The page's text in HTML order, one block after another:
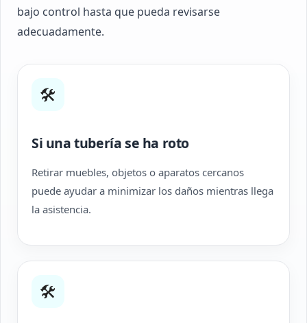
bajo control hasta que pueda revisarse
adecuadamente.
🛠
Si una tubería se ha roto
Retirar muebles, objetos o aparatos cercanos
puede ayudar a minimizar los daños mientras llega
la asistencia.
🛠